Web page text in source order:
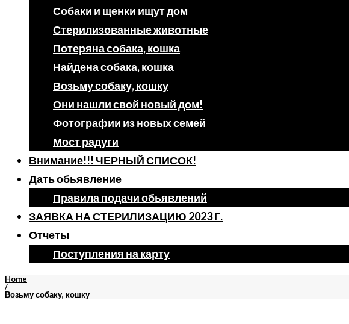
Собаки и щенки ищут дом
Стерилизованные животные
Потеряна собака, кошка
Найдена собака, кошка
Возьму собаку, кошку
Они нашли свой новый дом!
Фотографии из новых семей
Мост радуги
Внимание!!! ЧЕРНЫЙ СПИСОК!
Дать обьявление
Правила подачи обьявлений
ЗАЯВКА НА СТЕРИЛИЗАЦИЮ 2023 Г.
Отчеты
Поступления на карту
Home
/
Возьму собаку, кошку